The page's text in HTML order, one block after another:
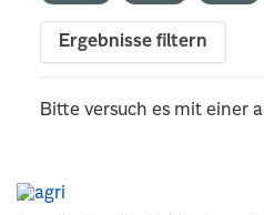
Ergebnisse filtern
Bitte versuch es mit einer